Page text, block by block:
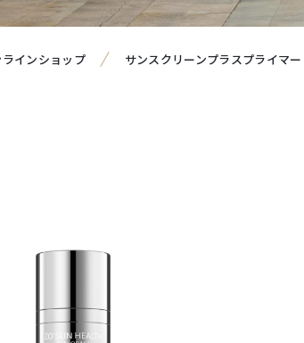
インショップ サンスクリーンプラスプライマ